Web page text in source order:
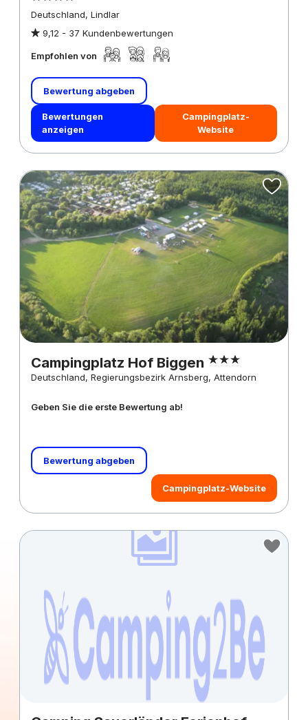
Deutschland, Lindlar
9,12 - 37 Kundenbewertungen
Empfohlen von
Bewertung abgeben
Bewertungen
anzeigen
Campingplatz-
Website
Campingplatz Hof Biggen
Deutschland, Regierungsbezirk Arnsberg, Attendorn
Geben Sie die erste Bewertung ab!
Bewertung abgeben
Campingplatz-Website